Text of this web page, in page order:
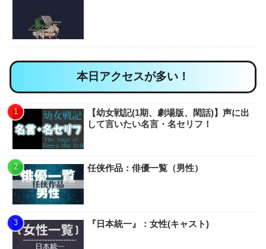
本日アクセスが多い！
【幼女戦記(1期、劇場版、閑話)】声に出
して言いたい名言・名セリフ！
任侠作品：俳優一覧（男性）
『日本統一』：女性(キャスト)